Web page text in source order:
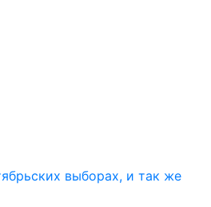
выборах, и так же